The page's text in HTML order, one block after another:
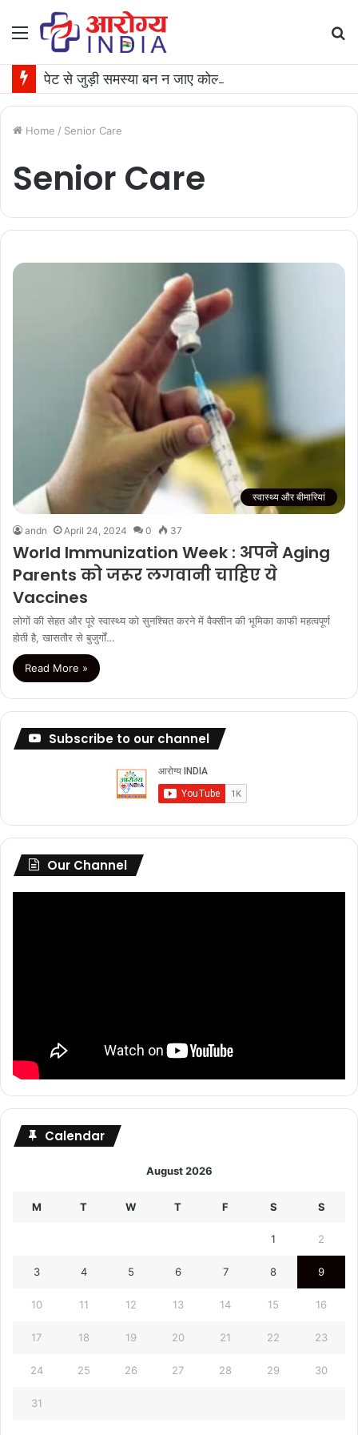
Menu
Home / Senior Care
Senior Care
स्वास्थ्य और बीमारियां
andn April 24, 2024 0 37
World Immunization Week : अपने Aging
Parents को जरूर लगवानी चाहिए ये
Vaccines
लोगों की सेहत और पूरे स्वास्थ्य को सुनश्चित करने में वैक्सीन की भूमिका काफी महत्वपूर्ण
होती है, खासतौर से बुजुर्गों…
Read More »
Subscribe to our channel
Our Channel
Calendar
August 2026
M T W T F S S
1 2
3 4 5 6 7 8 9
10 11 12 13 14 15 16
17 18 19 20 21 22 23
24 25 26 27 28 29 30
31